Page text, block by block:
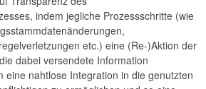
indem jegliche Prozessschritte (wie
etc.) eine (Re-)Aktion der
dabei versendete Information
eine nahtlose Integration in die genutzten